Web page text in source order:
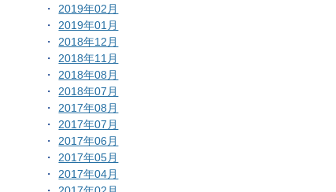
2019年02月
2019年01月
2018年12月
2018年11月
2018年08月
2018年07月
2017年08月
2017年07月
2017年06月
2017年05月
2017年04月